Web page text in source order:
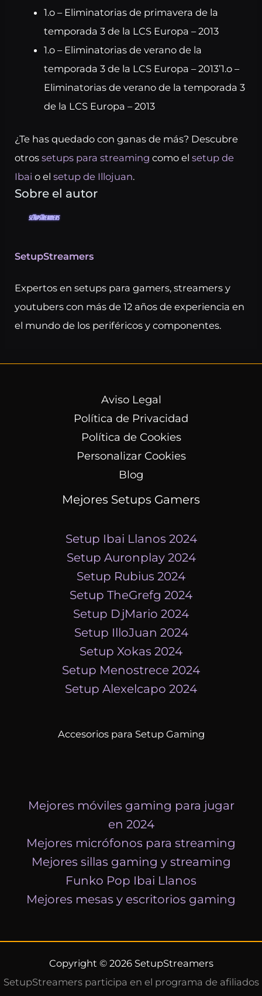
1.o – Eliminatorias de primavera de la
temporada 3 de la LCS Europa – 2013
1.o – Eliminatorias de verano de la
temporada 3 de la LCS Europa – 2013’1.o –
Eliminatorias de verano de la temporada 3
de la LCS Europa – 2013
¿Te has quedado con ganas de más? Descubre
otrossetups para streaming como elsetup de
Ibai o elsetup de Illojuan.
Sobre el autor
SetupStreamers
Expertos en setups para gamers, streamers y
youtubers con más de 12 años de experiencia en
el mundo de los periféricos y componentes.
Aviso Legal
Política de Privacidad
Política de Cookies
Personalizar Cookies
Blog
Mejores Setups Gamers
Setup Ibai Llanos 2024
Setup Auronplay 2024
Setup Rubius 2024
Setup TheGrefg 2024
Setup DjMario 2024
Setup IlloJuan 2024
Setup Xokas 2024
Setup Menostrece 2024
Setup Alexelcapo 2024
Accesorios para Setup Gaming
Mejores móviles gaming para jugar
en 2024
Mejores micrófonos para streaming
Mejores sillas gaming y streaming
Funko Pop Ibai Llanos
Mejores mesas y escritorios gaming
Copyright © 2026 SetupStreamers
SetupStreamers participa en el programa de afiliados